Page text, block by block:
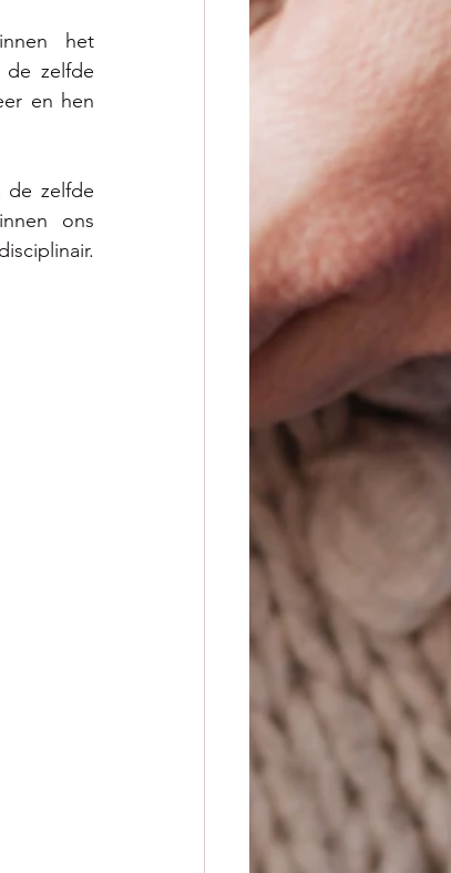
het
de zelfde
en hen
de zelfde
ons